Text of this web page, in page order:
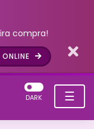
compra!
☰
DARK